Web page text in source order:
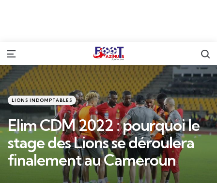
Menu
Catégories
Posté
dans
LIONS INDOMPTABLES
Elim CDM 2022 : pourquoi le
stage des Lions se déroulera
finalement au Cameroun